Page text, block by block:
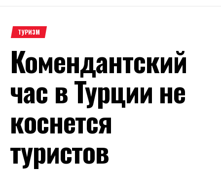
ТУРИЗМ
Комендантский
час в Турции не
коснется
туристов